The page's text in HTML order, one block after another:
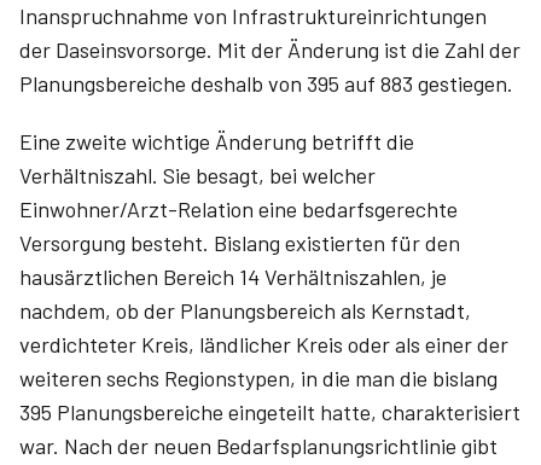
Inanspruchnahme von Infrastruktureinrichtungen
der Daseinsvorsorge. Mit der Änderung ist die Zahl der
Planungsbereiche deshalb von 395 auf 883 gestiegen.
Eine zweite wichtige Änderung betrifft die
Verhältniszahl. Sie besagt, bei welcher
Einwohner/Arzt-Relation eine bedarfsgerechte
Versorgung besteht. Bislang existierten für den
hausärztlichen Bereich 14 Verhältniszahlen, je
nachdem, ob der Planungsbereich als Kernstadt,
verdichteter Kreis, ländlicher Kreis oder als einer der
weiteren sechs Regionstypen, in die man die bislang
395 Planungsbereiche eingeteilt hatte, charakterisiert
war. Nach der neuen Bedarfsplanungsrichtlinie gibt